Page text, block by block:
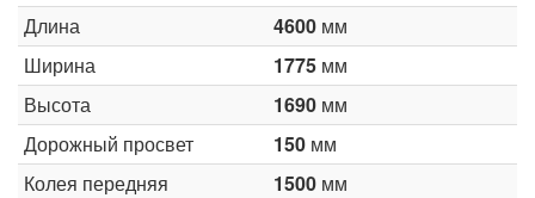
Длина 4600 мм
Ширина
1775 мм
Высота
1690 мм
Дорожный просвет
150 мм
Колея передняя
1500 мм